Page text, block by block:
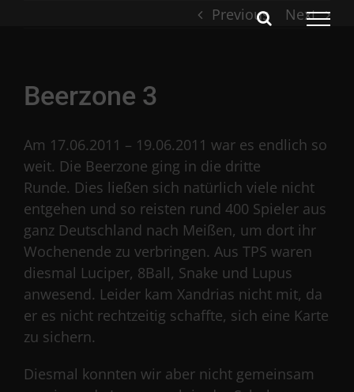
Previous Next
Beerzone 3
Am 17.06.2011 – 19.06.2011 war es endlich so
weit. Die Beerzone ging in die dritte
Runde. Dies ließen sich natürlich viele nicht
entgehen und so reisten rund 400 Spieler aus
ganz Deutschland nach Meißen, um dort ihr
Wochenende zu verbringen. Aus TPS waren
diesmal Luciper, 8Ball, Snake und Lupus
anwesend. Leider kam Xandrias nicht mit, da
er es nicht rechtzeitig schaffte, sich eine Karte
zu sichern.
Diesmal konnten wir aber nicht gemeinsam